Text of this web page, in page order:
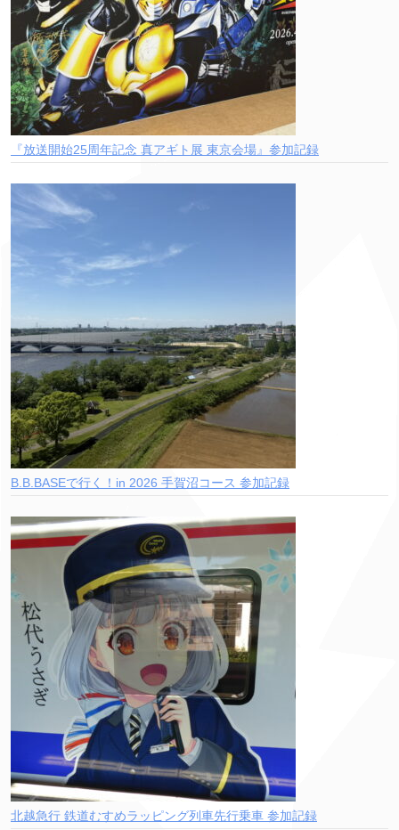
『放送開始25周年記念 真アギト展 東京会場』参加記録
B.B.BASEで行く！in 2026 手賀沼コース 参加記録
北越急行 鉄道むすめラッピング列車先行乗車 参加記録